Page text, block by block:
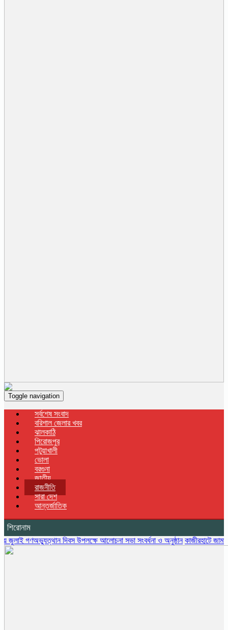
Toggle navigation
সর্বশেষ সংবাদ
বরিশাল জেলার খবর
ঝালকাঠি
পিরোজপুর
পটুয়াখালী
ভোলা
বরগুনা
জাতীয়
রাজনীতি
সারা দেশ
আন্তর্জাতিক
শিরোনাম
দিবস উপলক্ষে আলোচনা সভা সংবর্ধনা ও অনুষ্ঠান কাজীরহাটে জামায়াতে